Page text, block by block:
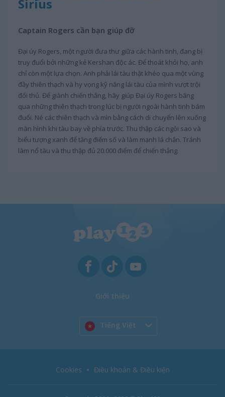
Sirius
Captain Rogers cần bạn giúp đỡ
Đại úy Rogers, một người đưa thư giữa các hành tinh, đang bị
truy đuổi bởi những kẻ Kershan độc ác. Để thoát khỏi họ, anh
chỉ còn một lựa chọn. Anh phải lái tàu thật khéo qua một vùng
đầy thiên thạch và hy vọng kỹ năng lái tàu của mình vượt trội
đối thủ. Để giành chiến thắng, hãy giúp Đại úy Rogers băng
qua những thiên thạch trong lúc bị người ngoài hành tinh bám
đuổi. Né các thiên thạch và mìn bằng cách di chuyển lên xuống
màn hình khi tàu bay về phía trước. Thu thập các ngôi sao và
biểu tượng xanh để tăng điểm số và làm mạnh lá chắn. Tránh
làm nổ tàu và thu thập đủ 20.000 điểm để chiến thắng.
Giới thiệu
Tiếng Việt
Cookies Điều khoản & Điều kiện